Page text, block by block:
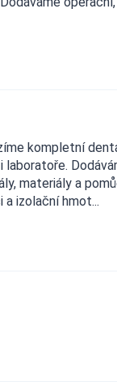
kompletní
materiály a
a izolační hmot...